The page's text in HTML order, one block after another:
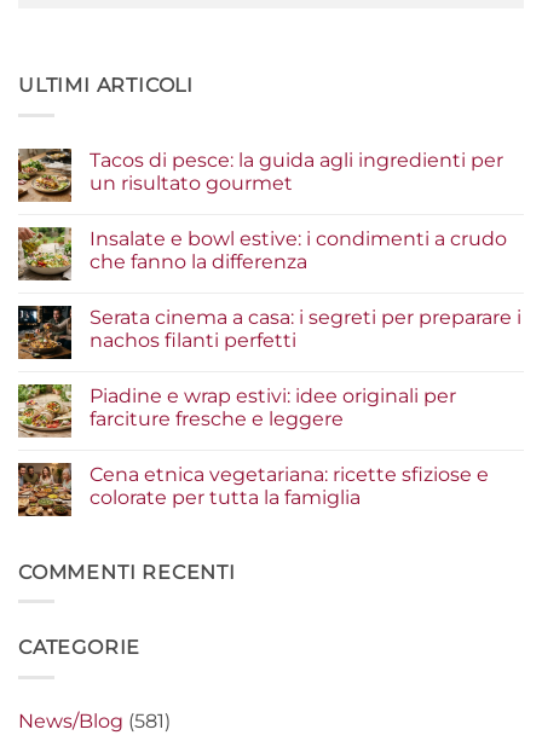
ULTIMI ARTICOLI
Tacos di pesce: la guida agli ingredienti per
un risultato gourmet
su
Tacos
di
guida
ingredienti
risultato
gourmet
Insalate e bowl estive: i condimenti a crudo
che fanno la differenza
su
Insalate
e
condimenti
a
fanno
differenza
Serata cinema a casa: i segreti per preparare i
nachos filanti perfetti
su
Serata
cinema
i
segreti
per
filanti
perfetti
Piadine e wrap estivi: idee originali per
farciture fresche e leggere
su
Piadine
e
originali
per
leggere
Cena etnica vegetariana: ricette sfiziose e
colorate per tutta la famiglia
Cena
etnica
e
famiglia
COMMENTI RECENTI
CATEGORIE
News/Blog (581)